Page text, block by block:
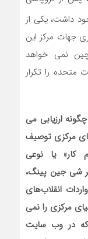
داشت، یکی از
جهات مرکز این
نمی خواهد
متحده را تکرار
ارزیابی می
مرکزی توصیف
کار» یا نوعی
شی جین پینگ،
انقلاب‌های
مرکزی را نمی
که در وب سایت